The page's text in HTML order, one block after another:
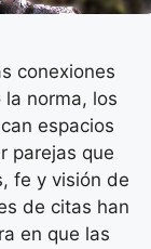
conexiones
norma, los
espacios
parejas que
fe y visión de
de citas han
en que las